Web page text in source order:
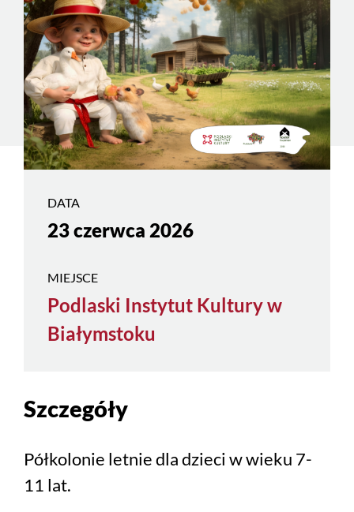
DATA
23 czerwca 2026
MIEJSCE
Podlaski Instytut Kultury w
Białymstoku
Szczegóły
Półkolonie letnie dla dzieci w wieku 7-
11 lat.